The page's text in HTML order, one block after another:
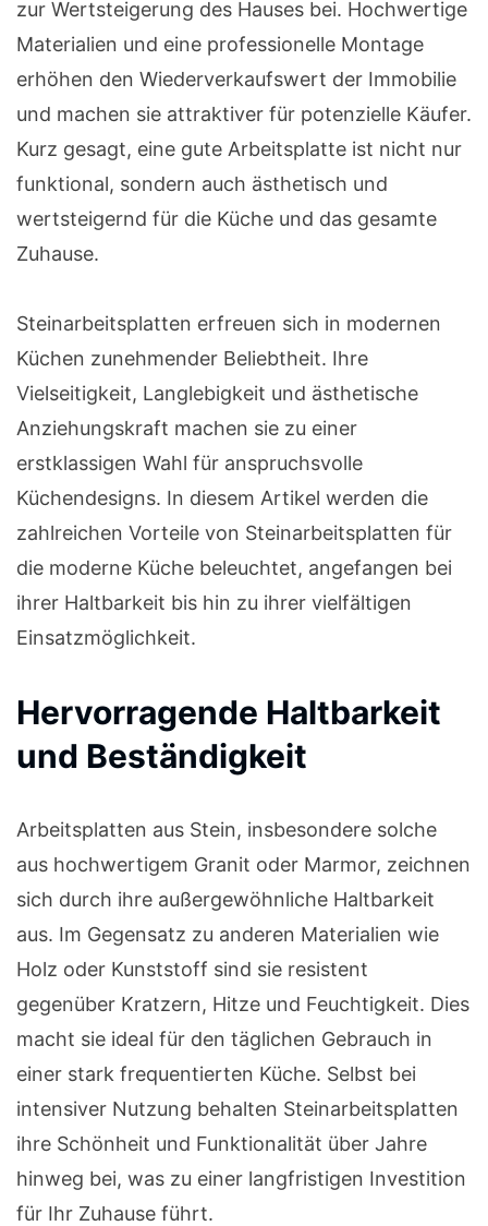
zur Wertsteigerung des Hauses bei. Hochwertige
Materialien und eine professionelle Montage
erhöhen den Wiederverkaufswert der Immobilie
und machen sie attraktiver für potenzielle Käufer.
Kurz gesagt, eine gute Arbeitsplatte ist nicht nur
funktional, sondern auch ästhetisch und
wertsteigernd für die Küche und das gesamte
Zuhause.
Steinarbeitsplatten erfreuen sich in modernen
Küchen zunehmender Beliebtheit. Ihre
Vielseitigkeit, Langlebigkeit und ästhetische
Anziehungskraft machen sie zu einer
erstklassigen Wahl für anspruchsvolle
Küchendesigns. In diesem Artikel werden die
zahlreichen Vorteile von Steinarbeitsplatten für
die moderne Küche beleuchtet, angefangen bei
ihrer Haltbarkeit bis hin zu ihrer vielfältigen
Einsatzmöglichkeit.
Hervorragende Haltbarkeit
und Beständigkeit
Arbeitsplatten aus Stein, insbesondere solche
aus hochwertigem Granit oder Marmor, zeichnen
sich durch ihre außergewöhnliche Haltbarkeit
aus. Im Gegensatz zu anderen Materialien wie
Holz oder Kunststoff sind sie resistent
gegenüber Kratzern, Hitze und Feuchtigkeit. Dies
macht sie ideal für den täglichen Gebrauch in
einer stark frequentierten Küche. Selbst bei
intensiver Nutzung behalten Steinarbeitsplatten
ihre Schönheit und Funktionalität über Jahre
hinweg bei, was zu einer langfristigen Investition
für Ihr Zuhause führt.